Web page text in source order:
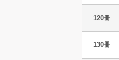
120冊
130冊